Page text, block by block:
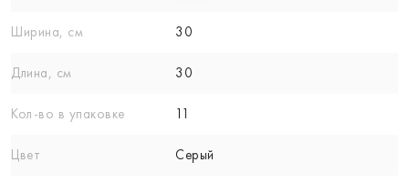
Ширина, см 30
Длина, см 30
Кол-вo в упаковке 11
Цвет Серый